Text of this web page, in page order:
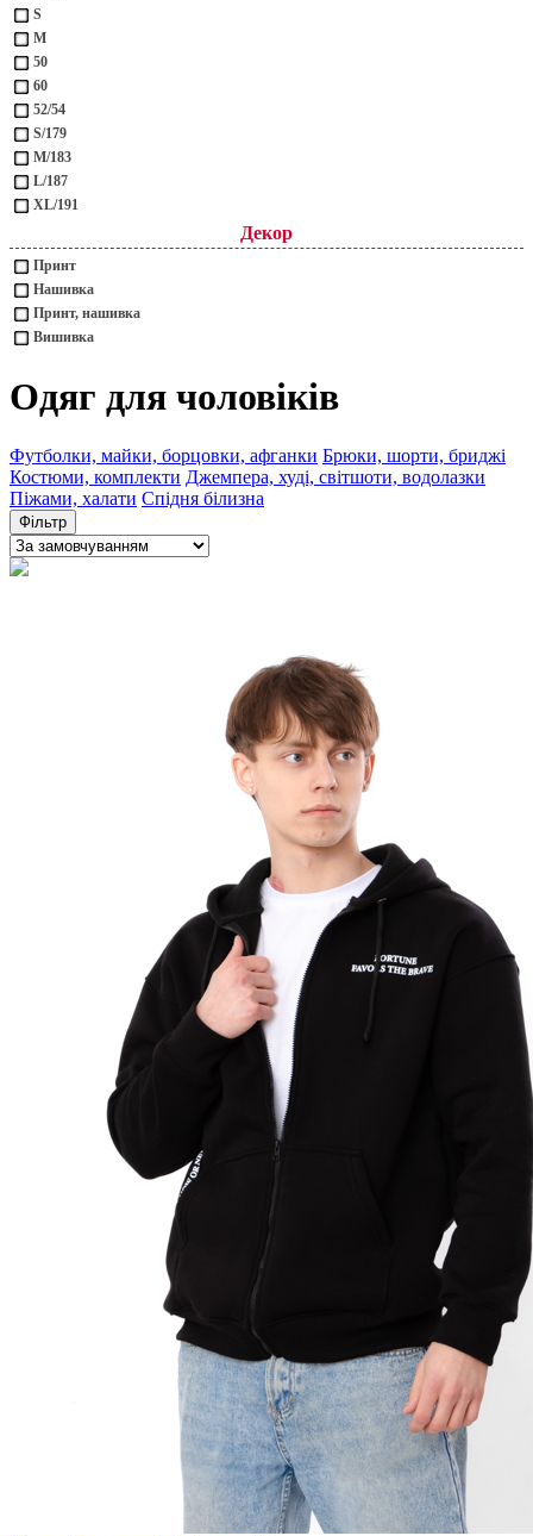
S
M
50
60
52/54
S/179
M/183
L/187
XL/191
Декор
Принт
Нашивка
Принт, нашивка
Вишивка
Одяг для чоловіків
Футболки, майки, борцовки, афганки Брюки, шорти, бриджі
Костюми, комплекти Джемпера, худі, світшоти, водолазки
Піжами, халати Спідня білизна
Фільтр